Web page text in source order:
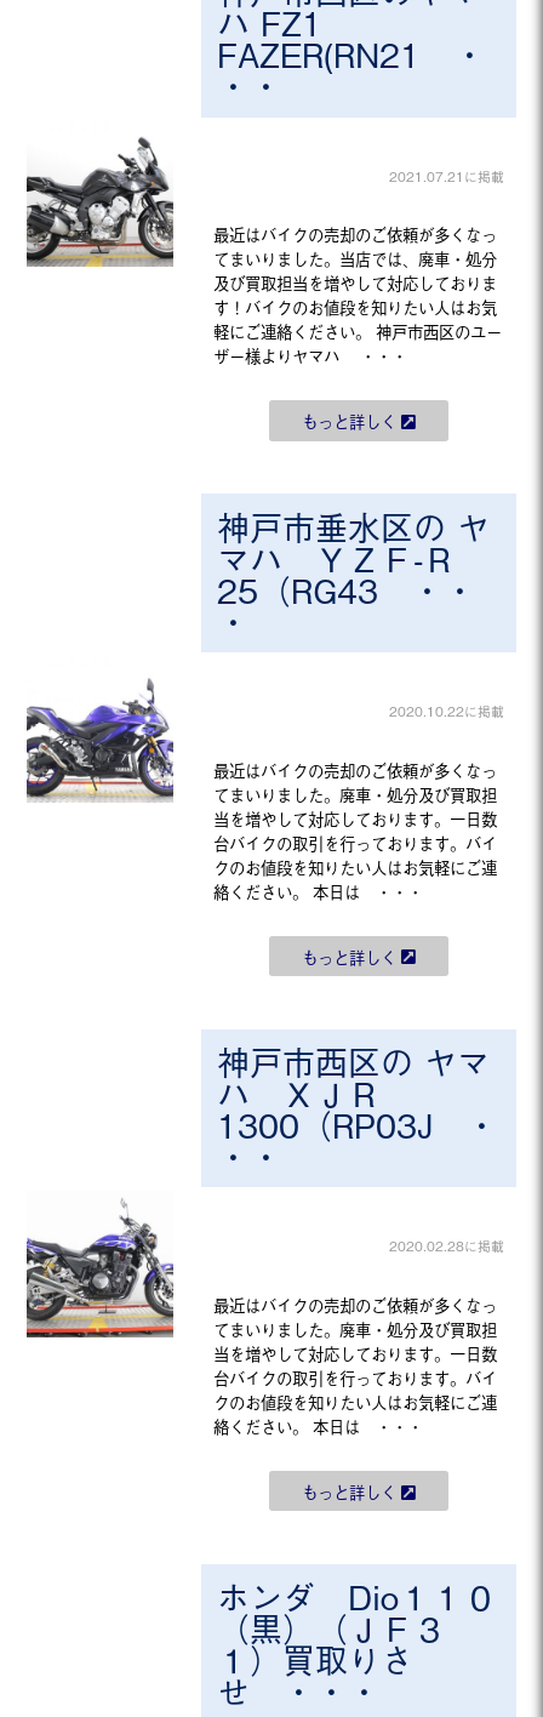
ハ FZ1
FAZER(RN21 ・
・・
2021.07.21に掲載
最近はバイクの売却のご依頼が多くなっ
てまいりました。当店では、廃車・処分
及び買取担当を増やして対応しておりま
す！バイクのお値段を知りたい人はお気
軽にご連絡ください。 神戸市西区のユー
ザー様よりヤマハ ・・・
もっと詳しく
神戸市垂水区の ヤ
マハ ＹＺＦ-Ｒ
25（RG43 ・・
・
2020.10.22に掲載
最近はバイクの売却のご依頼が多くなっ
てまいりました。廃車・処分及び買取担
当を増やして対応しております。一日数
台バイクの取引を行っております。バイ
クのお値段を知りたい人はお気軽にご連
絡ください。 本日は ・・・
もっと詳しく
神戸市西区の ヤマ
ハ ＸＪＲ
1300（RP03J ・
・・
2020.02.28に掲載
最近はバイクの売却のご依頼が多くなっ
てまいりました。廃車・処分及び買取担
当を増やして対応しております。一日数
台バイクの取引を行っております。バイ
クのお値段を知りたい人はお気軽にご連
絡ください。 本日は ・・・
もっと詳しく
ホンダ Dio１１０
（黒）（ＪＦ３
１）買取りさ
せ ・・・